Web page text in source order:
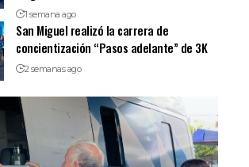
1 semana ago
San Miguel realizó la carrera de
concientización “Pasos adelante” de 3K
2 semanas ago